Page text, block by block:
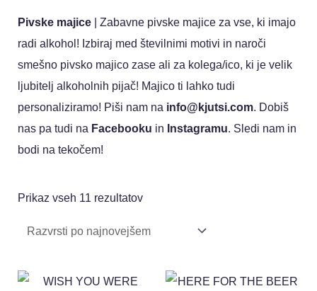
Pivske majice | Zabavne pivske majice za vse, ki imajo
radi alkohol! Izbiraj med številnimi motivi in naroči
smešno pivsko majico zase ali za kolega/ico, ki je velik
ljubitelj alkoholnih pijač! Majico ti lahko tudi
personaliziramo! Piši nam na info@kjutsi.com. Dobiš
nas pa tudi na Facebooku in Instagramu. Sledi nam in
bodi na tekočem!
Prikaz vseh 11 rezultatov